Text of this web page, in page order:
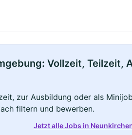
Vollzeit, Teilzeit,
zur Ausbildung oder als
filtern und bewerben.
Jetzt alle Jobs in